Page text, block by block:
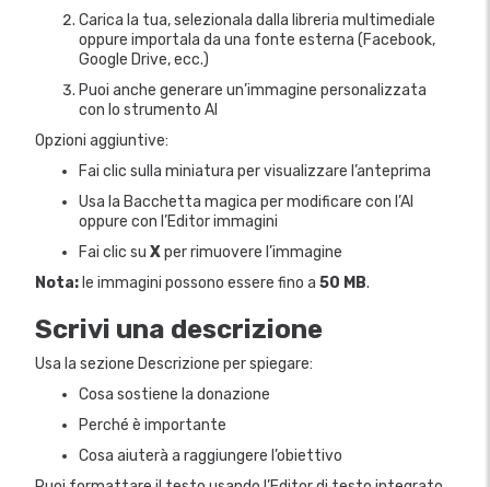
Carica la tua, selezionala dalla libreria multimediale
oppure importala da una fonte esterna (Facebook,
Google Drive, ecc.)
Puoi anche generare un’immagine personalizzata
con lo strumento AI
Opzioni aggiuntive:
Fai clic sulla miniatura per visualizzare l’anteprima
Usa la Bacchetta magica per modificare con l’AI
oppure con l’Editor immagini
Fai clic su Xper rimuovere l’immagine
Nota: le immagini possono essere fino a 50 MB.
Scrivi una descrizione
Usa la sezione Descrizione per spiegare:
Cosa sostiene la donazione
Perché è importante
Cosa aiuterà a raggiungere l’obiettivo